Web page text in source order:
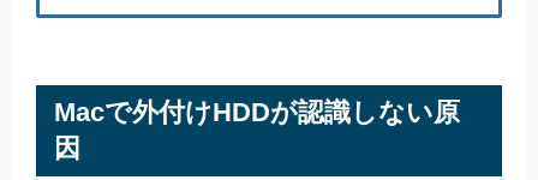
Macで外付けHDDが認識しない原
因